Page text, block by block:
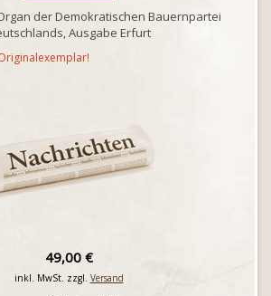
der Demokratischen Bauernpartei
Ausgabe Erfurt
49,00 €
inkl. MwSt. zzgl. Versand